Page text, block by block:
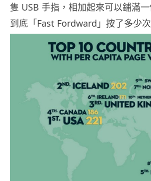
隻 USB 手指，相加起來可以鋪滿
到底「Fast Fordward」按了多少